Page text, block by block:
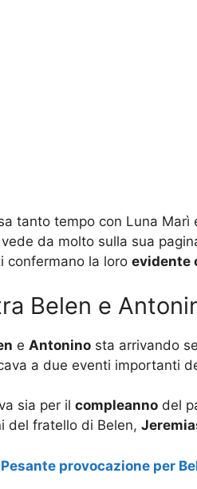
tanto tempo con Luna
da molto sulla sua
confermano la loro evidente
Belen e
e Antonino sta arrivando
a due eventi importanti
sia per il compleanno del
del fratello di Belen,
Pesante provocazione per